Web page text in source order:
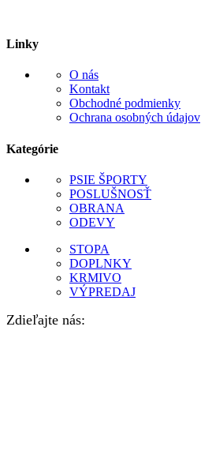
Linky
O nás
Kontakt
Obchodné podmienky
Ochrana osobných údajov
Kategórie
PSIE ŠPORTY
POSLUŠNOSŤ
OBRANA
ODEVY
STOPA
DOPLNKY
KRMIVO
VÝPREDAJ
Zdieľajte nás: